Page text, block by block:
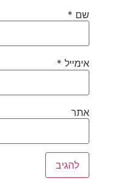
שם *
אימייל *
אתר